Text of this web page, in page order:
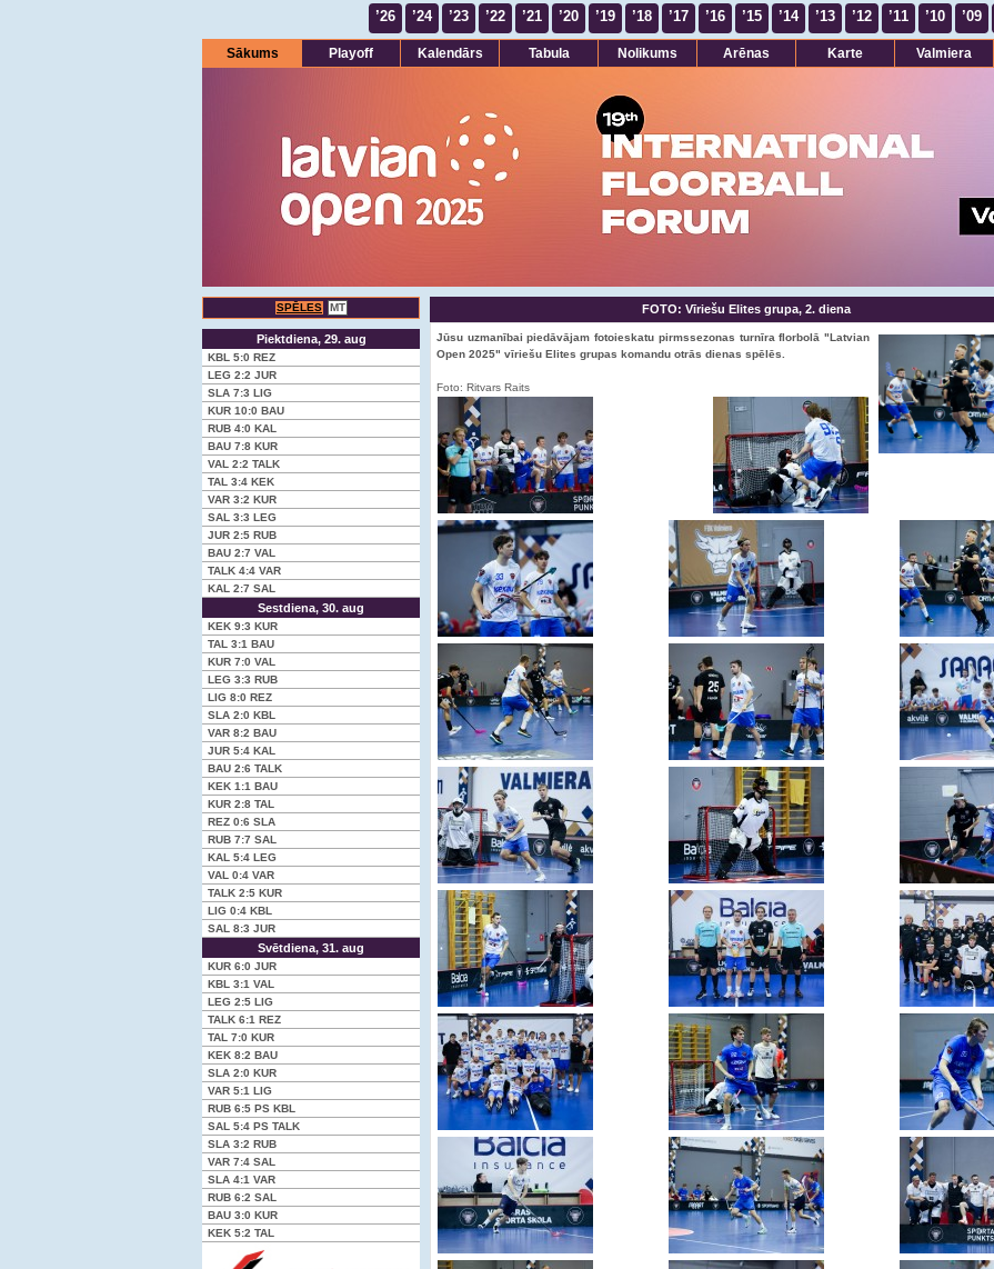
’09
’10
’11
’12
’13
’14
’15
’16
’17
’18
’19
’20
’21
’22
’23
’24
’26
Sākums Playoff Kalendārs Tabula Nolikums Arēnas Karte Valmiera
SPĒLES MT
Piektdiena, 29. aug
KBL 5:0 REZ
LEG 2:2 JUR
SLA 7:3 LIG
KUR 10:0 BAU
RUB 4:0 KAL
BAU 7:8 KUR
VAL 2:2 TALK
TAL 3:4 KEK
VAR 3:2 KUR
SAL 3:3 LEG
JUR 2:5 RUB
BAU 2:7 VAL
TALK 4:4 VAR
KAL 2:7 SAL
Sestdiena, 30. aug
KEK 9:3 KUR
TAL 3:1 BAU
KUR 7:0 VAL
LEG 3:3 RUB
LIG 8:0 REZ
SLA 2:0 KBL
VAR 8:2 BAU
JUR 5:4 KAL
BAU 2:6 TALK
KEK 1:1 BAU
KUR 2:8 TAL
REZ 0:6 SLA
RUB 7:7 SAL
KAL 5:4 LEG
VAL 0:4 VAR
TALK 2:5 KUR
LIG 0:4 KBL
SAL 8:3 JUR
Svētdiena, 31. aug
KUR 6:0 JUR
KBL 3:1 VAL
LEG 2:5 LIG
TALK 6:1 REZ
TAL 7:0 KUR
KEK 8:2 BAU
SLA 2:0 KUR
VAR 5:1 LIG
RUB 6:5 PS KBL
SAL 5:4 PS TALK
SLA 3:2 RUB
VAR 7:4 SAL
SLA 4:1 VAR
RUB 6:2 SAL
BAU 3:0 KUR
KEK 5:2 TAL
FOTO: Vīriešu Elites grupa, 2. diena
Jūsu uzmanībai piedāvājam fotoieskatu pirmssezonas turnīra florbolā "Latvian
Open 2025" vīriešu Elites grupas komandu otrās dienas spēlēs.
Foto: Ritvars Raits